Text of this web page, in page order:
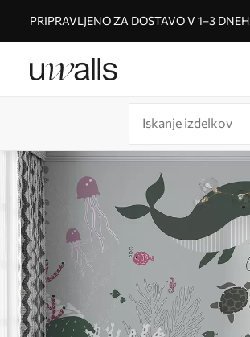
PRIPRAVLJENO ZA DOSTAVO V 1–3 DNEH